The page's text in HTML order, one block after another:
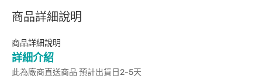
商品詳細說明
商品詳細說明
詳細介紹
此為廠商直送商品 預計出貨日2-5天